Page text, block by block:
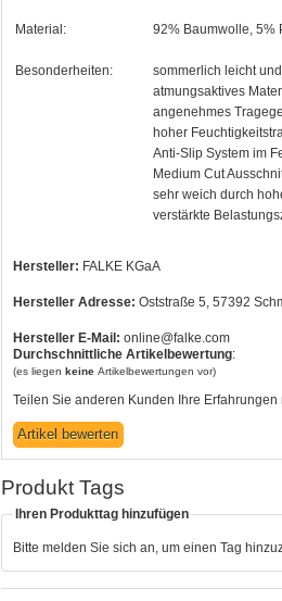
Material: 92% Baumwolle, 5%
Besonderheiten:
sommerlich leicht
atmungsaktives
angenehmes
hoher
Anti-Slip System im
Medium Cut
sehr weich durch
verstärkte
Hersteller: FALKE KGaA
Hersteller Adresse: Oststraße 5, 57392
Hersteller E-Mail: online@falke.com
Durchschnittliche Artikelbewertung:
(es liegen keine Artikelbewertungen vor)
Teilen Sie anderen Kunden Ihre Erfahrungen
Produkt Tags
Ihren Produkttag hinzufügen
Bitte melden Sie sich an, um einen Tag